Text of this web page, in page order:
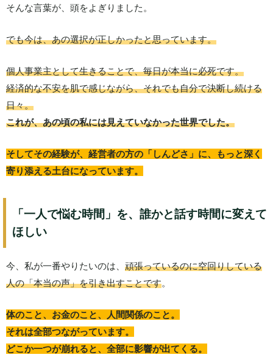
そんな言葉が、頭をよぎりました。
でも今は、あの選択が正しかったと思っています。
個人事業主として生きることで、毎日が本当に必死です。
経済的な不安を肌で感じながら、それでも自分で決断し続ける
日々。
これが、あの頃の私には見えていなかった世界でした。
そしてその経験が、経営者の方の「しんどさ」に、もっと深く
寄り添える土台になっています。
「一人で悩む時間」を、誰かと話す時間に変えて
ほしい
今、私が一番やりたいのは、 頑張っているのに空回りしている
人の「本当の声」を引き出すことです。
体のこと、お金のこと、人間関係のこと。
それは全部つながっています。
どこか一つが崩れると、全部に影響が出てくる。